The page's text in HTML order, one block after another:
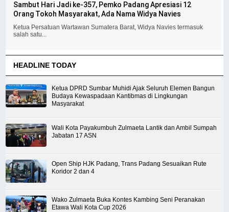
Sambut Hari Jadi ke-357, Pemko Padang Apresiasi 12
Orang Tokoh Masyarakat, Ada Nama Widya Navies
Ketua Persatuan Wartawan Sumatera Barat, Widya Navies termasuk
salah satu...
HEADLINE TODAY
Ketua DPRD Sumbar Muhidi Ajak Seluruh Elemen Bangun
Budaya Kewaspadaan Kantibmas di Lingkungan
Masyarakat
Wali Kota Payakumbuh Zulmaeta Lantik dan Ambil Sumpah
Jabatan 17 ASN
Open Ship HJK Padang, Trans Padang Sesuaikan Rute
Koridor 2 dan 4
Wako Zulmaeta Buka Kontes Kambing Seni Peranakan
Etawa Wali Kota Cup 2026